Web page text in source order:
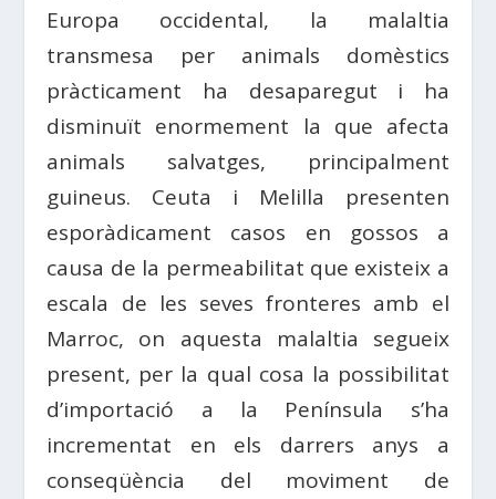
Europa occidental, la malaltia
transmesa per animals domèstics
pràcticament ha desaparegut i ha
disminuït enormement la que afecta
animals salvatges, principalment
guineus. Ceuta i Melilla presenten
esporàdicament casos en gossos a
causa de la permeabilitat que existeix a
escala de les seves fronteres amb el
Marroc, on aquesta malaltia segueix
present, per la qual cosa la possibilitat
d’importació a la Península s’ha
incrementat en els darrers anys a
conseqüència del moviment de